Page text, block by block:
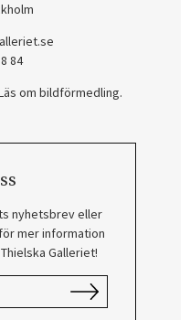
84
om bildförmedling.
nyhetsbrev eller
mer information
Galleriet!